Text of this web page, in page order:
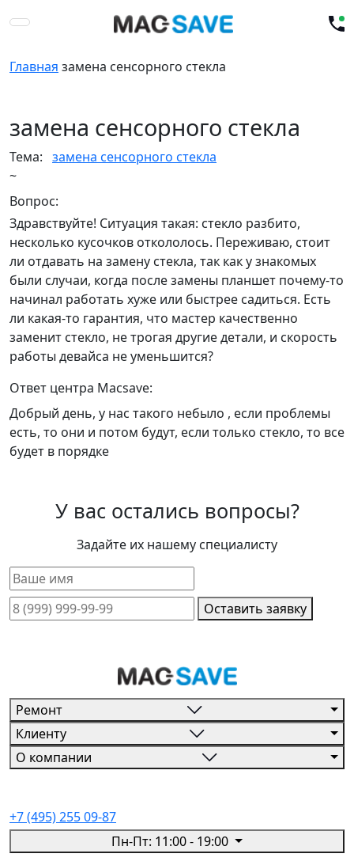
Главная замена сенсорного стекла
замена сенсорного стекла
Тема: замена сенсорного стекла
~
Вопрос:
Здравствуйте! Ситуация такая: стекло разбито,
несколько кусочков откололось. Переживаю, стоит
ли отдавать на замену стекла, так как у знакомых
были случаи, когда после замены планшет почему-то
начинал работать хуже или быстрее садиться. Есть
ли какая-то гарантия, что мастер качественно
заменит стекло, не трогая другие детали, и скорость
работы девайса не уменьшится?
Ответ центра Macsave:
Добрый день, у нас такого небыло , если проблемы
есть, то они и потом будут, если только стекло, то все
будет в порядке
У вас остались вопросы?
Задайте их нашему специалисту
Оставить заявку
Ремонт
Клиенту
О компании
+7 (495) 255 09-87
Пн-Пт: 11:00 - 19:00